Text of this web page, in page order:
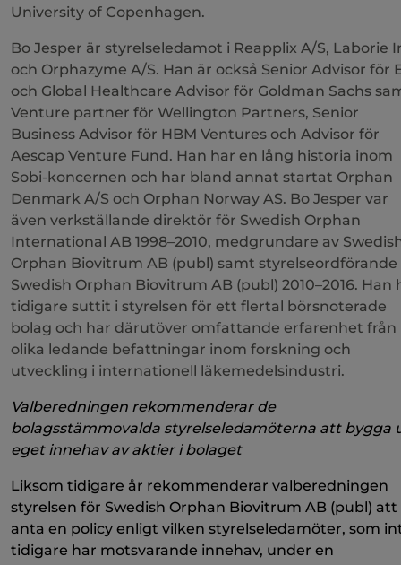
University of Copenhagen.
Bo Jesper är styrelseledamot i Reapplix A/S, Laborie
och Orphazyme A/S. Han är också Senior Advisor för
och Global Healthcare Advisor för Goldman Sachs
Venture partner för Wellington Partners, Senior
Business Advisor för HBM Ventures och Advisor för
Aescap Venture Fund. Han har en lång historia inom
Sobi-koncernen och har bland annat startat Orphan
Denmark A/S och Orphan Norway AS. Bo Jesper var
även verkställande direktör för Swedish Orphan
International AB 1998–2010, medgrundare av
Orphan Biovitrum AB (publ) samt styrelseordförande
Swedish Orphan Biovitrum AB (publ) 2010–2016. Han
tidigare suttit i styrelsen för ett flertal börsnoterade
bolag och har därutöver omfattande erfarenhet från
olika ledande befattningar inom forskning och
utveckling i internationell läkemedelsindustri.
Valberedningen rekommenderar de
bolagsstämmovalda styrelseledamöterna att bygga
eget innehav av aktier i bolaget
Liksom tidigare år rekommenderar valberedningen
styrelsen för Swedish Orphan Biovitrum AB (publ) att
anta en policy enligt vilken styrelseledamöter, som
tidigare har motsvarande innehav, under en